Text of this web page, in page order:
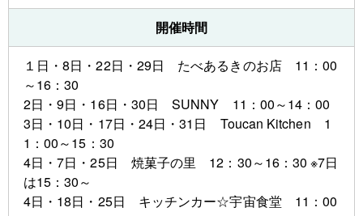
開催時間
１日・8日・22日・29日 たべあるきのお店 11：00
～16：30
2日・9日・16日・30日 SUNNY 11：00～14：00
3日・10日・17日・24日・31日 Toucan Kitchen 1
1：00～15：30
4日・7日・25日 焼菓子の里 12：30～16：30 ※7日
は15：30～
4日・18日・25日 キッチンカー☆宇宙食堂 11：00